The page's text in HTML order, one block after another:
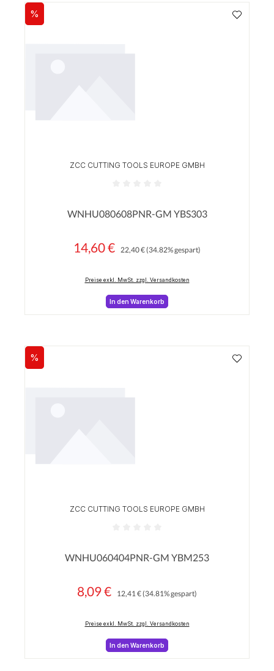
Rabatt
%
ZCC CUTTING TOOLS EUROPE GMBH
WNHU080608PNR-GM YBS303
Verkaufspreis:
14,60 € 22,40 €(34.82% gespart)
Preise exkl. MwSt. zzgl. Versandkosten
In den Warenkorb
Rabatt
%
ZCC CUTTING TOOLS EUROPE GMBH
WNHU060404PNR-GM YBM253
Verkaufspreis:
8,09 € 12,41 €(34.81% gespart)
Preise exkl. MwSt. zzgl. Versandkosten
In den Warenkorb